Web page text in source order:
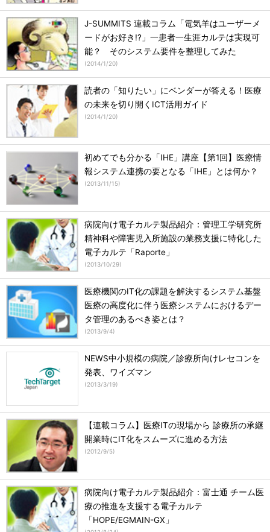
J-SUMMITS 連載コラム「電気羊はユーザーメ
ードがお好き!?」一患者一生涯カルテは実現可
能？ そのシステム要件を整理してみた
(2014/1/20)
読者の「知りたい」にベンダーが答える！医療
の未来を切り開くICT活用ガイド
(2014/1/20)
初めてでも分かる「IHE」講座【第1回】医療情
報システム連携の要となる「IHE」とは何か？
(2013/11/15)
病院向け電子カルテ製品紹介：管理工学研究所
精神科や障害児入所施設の業務支援に特化した
電子カルテ「Raporte」
(2013/10/29)
医療機関のIT化の課題を解決するシステム基盤
医療の高度化に伴う医療システムにおけるデー
タ管理のあるべき姿とは？
(2013/9/4)
NEWS中小規模の病院／診療所向けレセコンを
発表、ワイズマン
(2013/3/19)
【連載コラム】医療ITの現場から 診療所の承継
開業時にIT化をスムーズに進める方法
(2012/9/5)
病院向け電子カルテ製品紹介：富士通 チーム医
療の推進を支援する電子カルテ
「HOPE/EGMAIN-GX」